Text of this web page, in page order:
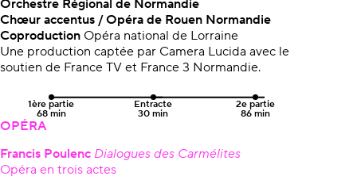
Orchestre Régional de Normandie
Chœur accentus / Opéra de Rouen Normandie
Coproduction Opéra national de Lorraine
Une production captée par Camera Lucida avec le
soutien de France TV et France 3 Normandie.
1ère partie
68 min
Entracte
30 min
2e partie
86 min
OPÉRA
Francis Poulenc Dialogues des Carmélites
Opéra en trois actes